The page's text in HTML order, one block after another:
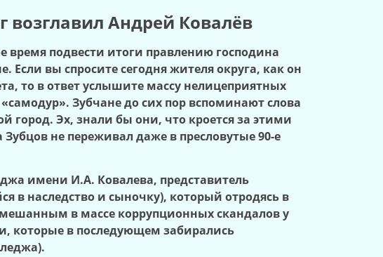
возглавил Андрей Ковалёв
время подвести итоги правлению господина
Если вы спросите сегодня жителя округа, как он
то в ответ услышите массу нелицеприятных
Зубчане до сих пор вспоминают слова
город. Эх, знали бы они, что кроется за этими
не переживал даже в пресловутые 90-е
имени И.А. Ковалева, представитель
в наследство и сыночку), который отродясь в
в массе коррупционных скандалов у
которые в последующем забирались